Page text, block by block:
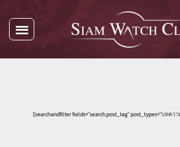
[searchandfilter fields="search,post_tag" post_types="บทคว